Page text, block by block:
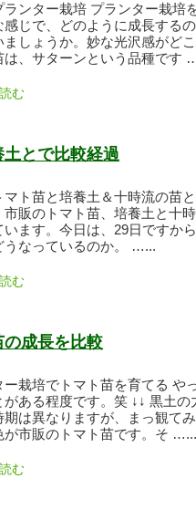
ランター栽培 プランター栽培
感じで、どのように成長する
ましょうか。妙な光沢感がど
は、サターンという品種です
む
とで比較経過
マト苗と培養土＆十時流の苗
市販のトマト苗、培養土と十
います。今日は、29日ですか
うなっているのか。 …...
む
成長を比較
ー栽培でトマト苗を育てる や
がある程度です。笑 ↓↓ 黒土
期は異なりますが、まっ観て
が市販のトマト苗です。そ …...
む